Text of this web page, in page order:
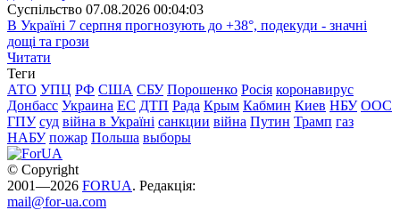
Суспiльство 07.08.2026 00:04:03
В Україні 7 серпня прогнозують до +38°, подекуди - значні
дощі та грози
Читати
Теги
АТО УПЦ РФ США СБУ Порошенко Росія коронавирус
Донбасс Украина ЕС ДТП Рада Крым Кабмин Киев НБУ ООС
ГПУ суд війна в Україні санкции війна Путин Трамп газ
НАБУ пожар Польша выборы
© Copyright
2001—2026 FORUA. Редакція:
mail@for-ua.com